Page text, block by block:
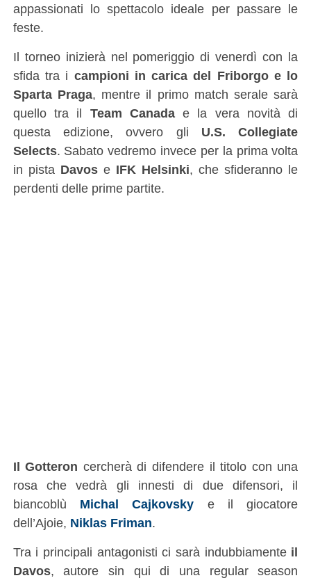
appassionati lo spettacolo ideale per passare le
feste.
Il torneo inizierà nel pomeriggio di venerdì con la
sfida tra i campioni in carica del Friborgo e lo
Sparta Praga, mentre il primo match serale sarà
quello tra il Team Canadae la vera novità di
questa edizione, ovvero gli U.S. Collegiate
Selects. Sabato vedremo invece per la prima volta
in pista Davose IFK Helsinki, che sfideranno le
perdenti delle prime partite.
Il Gotteron cercherà di difendere il titolo con una
rosa che vedrà gli innesti di due difensori, il
biancoblù Michal Cajkovsky e il giocatore
dell’Ajoie, Niklas Friman.
Tra i principali antagonisti ci sarà indubbiamente il
Davos, autore sin qui di una regular season